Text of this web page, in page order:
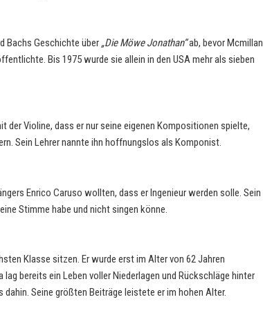
Bachs Geschichte über „Die Möwe Jonathan“ab, bevor Mcmillan
Bis 1975 wurde sie allein in den USA mehr als sieben
der Violine, dass er nur seine eigenen Kompositionen spielte,
Sein Lehrer nannte ihn hoffnungslos als Komponist.
Enrico Caruso wollten, dass er Ingenieur werden solle. Sein
Stimme habe und nicht singen könne.
Klasse sitzen. Er wurde erst im Alter von 62 Jahren
lag bereits ein Leben voller Niederlagen und Rückschläge hinter
dahin. Seine größten Beiträge leistete er im hohen Alter.